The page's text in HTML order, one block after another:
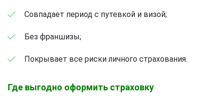
Совпадает период с путевкой и визой;
Без франшизы;
Покрывает все риски личного страхования.
Где выгодно оформить страховку